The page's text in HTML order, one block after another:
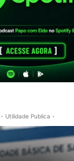
- Utilidade Publica -